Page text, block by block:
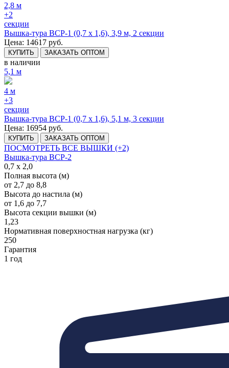
2,8 м
+2
секции
Вышка-тура ВСР-1 (0,7 х 1,6), 3,9 м, 2 секции
Цена: 14617 руб.
КУПИТЬ ЗАКАЗАТЬ ОПТОМ
в наличии
5,1 м
4 м
+3
секции
Вышка-тура ВСР-1 (0,7 х 1,6), 5,1 м, 3 секции
Цена: 16954 руб.
КУПИТЬ ЗАКАЗАТЬ ОПТОМ
ПОСМОТРЕТЬ ВСЕ ВЫШКИ (+2)
Вышка-тура ВСР-2
0,7 х 2,0
Полная высота (м)
от 2,7 до 8,8
Высота до настила (м)
от 1,6 до 7,7
Высота секции вышки (м)
1,23
Нормативная поверхностная нагрузка (кг)
250
Гарантия
1 год